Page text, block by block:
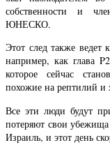
собственности и
ЮНЕСКО.
Этот след также ведет
например, как глава
которое сейчас
похожие на рептилий и
Все эти люди будут
потеряют свои
Израиль, и этот день